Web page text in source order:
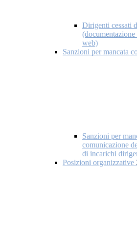
Dirigenti cessati
web)
Sanzioni per mancata
Sanzioni per
comunicazione
di incarichi
Posizioni organizzative